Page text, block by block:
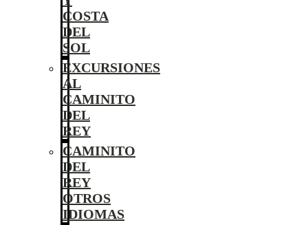
COSTA
DEL
SOL
EXCURSIONES
AL
CAMINITO
DEL
REY
CAMINITO
DEL
REY
OTROS
IDIOMAS